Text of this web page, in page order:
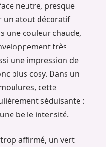
neutre, presque
un atout décoratif
une couleur chaude,
très
une impression de
plus cosy. Dans un
cette
séduisante :
belle intensité.
trop affirmé, un vert